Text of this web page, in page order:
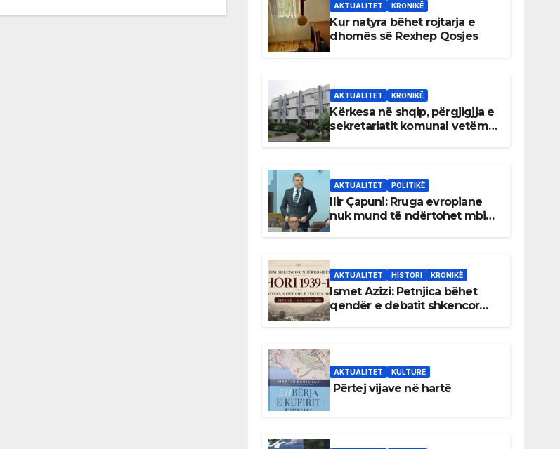
AKTUALITET KRONIKË
Kur natyra bëhet rojtarja e
dhomës së Rexhep Qosjes
AKTUALITET KRONIKË
Kërkesa në shqip, përgjigjja e
sekretariatit komunal vetëm
AKTUALITET POLITIKË
Ilir Çapuni: Rruga evropiane
nuk mund të ndërtohet mbi
AKTUALITET HISTORI KRONIKË
Ismet Azizi: Petnjica bëhet
qendër e debatit shkencor
AKTUALITET KULTURË
Përtej vijave në hartë